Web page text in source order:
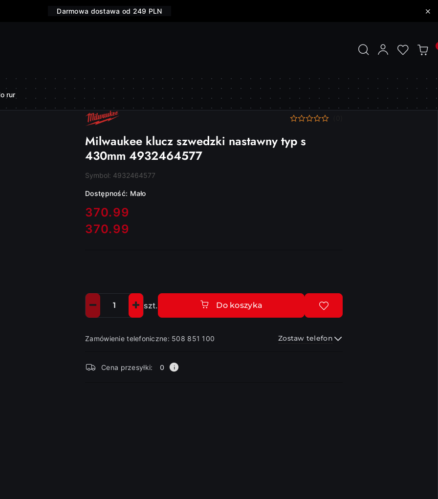
Darmowa dostawa od 249 PLN
rur
NAZWA
PRODUCENTA:
MILWAUKEE
Milwaukee klucz szwedzki nastawny typ s
430mm 4932464577
Symbol: 4932464577
Dostępność: Mało
cena:
370.99
Cena:
370.99
Ilość szt. Do koszyka
Zamówienie telefoniczne: 508 851 100 Zostaw telefon
Dostępność
i
Cena przesyłki: 0